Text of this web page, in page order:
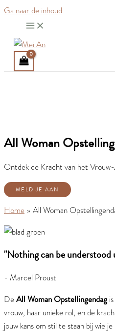
Ga naar de inhoud
All Woman
Ontdek de Kracht van het
MELD JE AAN
Home All Woman
"Nothing can be
- Marcel Proust
DeAll Woman Opstellingendag
vrouw, haar unieke rol, en de
jouw kans om stil te staan bij wie